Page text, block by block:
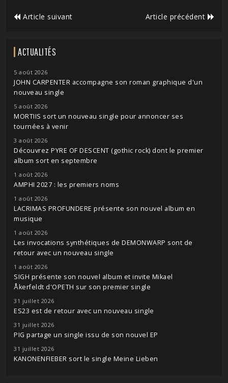
Article suivant Article précédent
ACTUALITÉS
5 août 2026
JOHN CARPENTER accompagne son roman graphique d'un
nouveau single
5 août 2026
MORTIIS sort un nouveau single pour annoncer ses
tournées à venir
3 août 2026
Découvrez PYRE OF DESCENT (gothic rock) dont le premier
album sort en septembre
1 août 2026
AMPHI 2027 : les premiers noms
1 août 2026
LACRIMAS PROFUNDERE présente son nouvel album en
musique
1 août 2026
Les invocations synthétiques de DEMONWARP sont de
retour avec un nouveau single
1 août 2026
SIGH présente son nouvel album et invite Mikael
Åkerfeldt d'OPETH sur son premier single
31 juillet 2026
ES23 est de retour avec un nouveau single
31 juillet 2026
PIG partage un single issu de son nouvel EP
31 juillet 2026
KANONENFIEBER sort le single Meine Lieben